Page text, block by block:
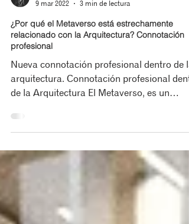
Yaimara Avila
9 mar 2022
3 min de lectura
¿Por qué el Metaverso está estrechamente
relacionado con la Arquitectura? Connotación
Nueva connotación profesional dentro de la
de la Arquitectura El Metaverso, es un
espacio...